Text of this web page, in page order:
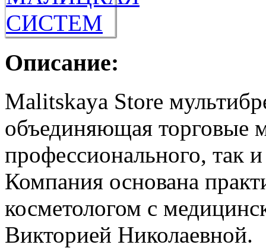
Описание:
Malitskaya Store
объединяющая торговые
профессионального, так
Компания основана
косметологом с
Викторией Николаевной.